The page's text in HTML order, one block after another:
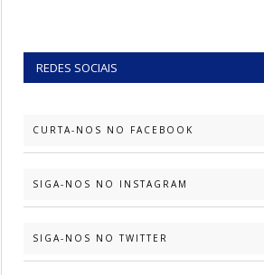
REDES SOCIAIS
CURTA-NOS NO FACEBOOK
SIGA-NOS NO INSTAGRAM
SIGA-NOS NO TWITTER